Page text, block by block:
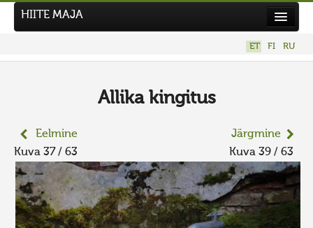
Tegutse
Kuvavõistlused
UUS KUVAVÕISTLUS
HIITE MAJA
ET FI RU
Allika kingitus
Eelmine
Kuva 37 / 63
Järgmine
Kuva 39 / 63